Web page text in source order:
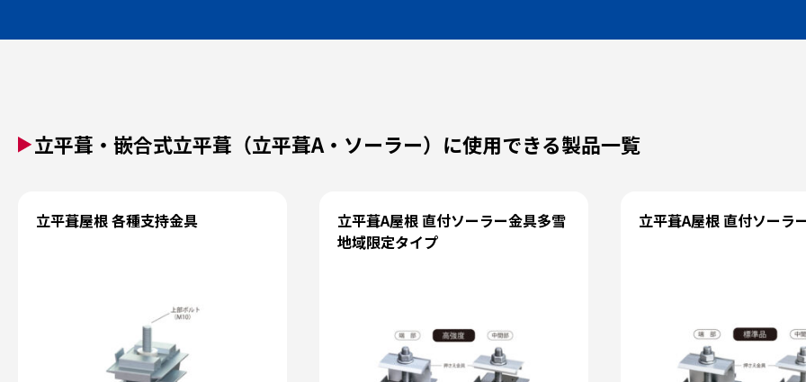
立平葺・嵌合式立平葺（立平葺A・ソーラー）に使用できる製品一覧
立平葺屋根 各種支持金具
立平葺A屋根 直付ソーラー金具多雪
地域限定タイプ
立平葺A屋根 直付ソーラ